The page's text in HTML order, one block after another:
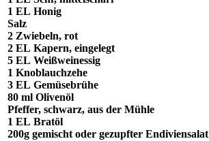
1 EL Honig
Salz
2 Zwiebeln, rot
2 EL Kapern, eingelegt
5 EL Weißweinessig
1 Knoblauchzehe
3 EL Gemüsebrühe
80 ml Olivenöl
Pfeffer, schwarz, aus der Mühle
1 EL Bratöl
200g gemischt oder gezupfter Endiviensalat